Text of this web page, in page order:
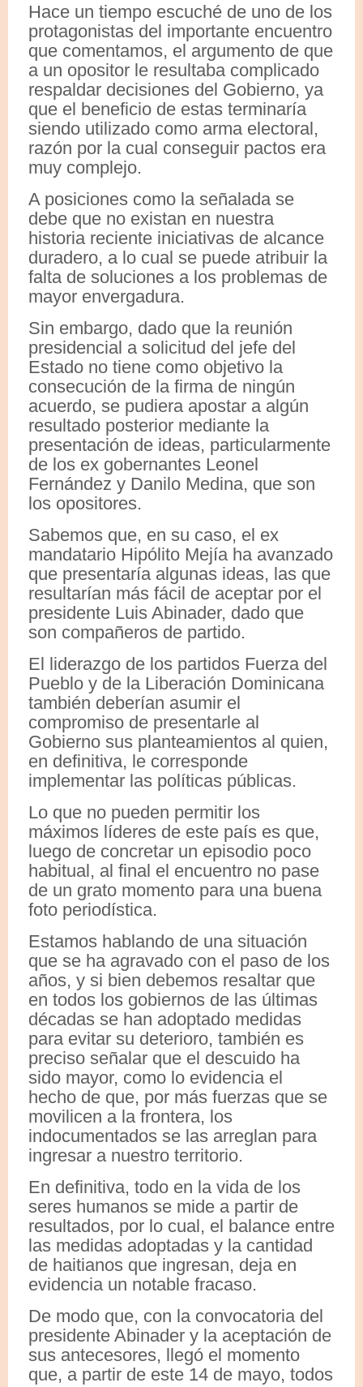
Hace un tiempo escuché de uno de los
protagonistas del importante encuentro
que comentamos, el argumento de que
a un opositor le resultaba complicado
respaldar decisiones del Gobierno, ya
que el beneficio de estas terminaría
siendo utilizado como arma electoral,
razón por la cual conseguir pactos era
muy complejo.
A posiciones como la señalada se
debe que no existan en nuestra
historia reciente iniciativas de alcance
duradero, a lo cual se puede atribuir la
falta de soluciones a los problemas de
mayor envergadura.
Sin embargo, dado que la reunión
presidencial a solicitud del jefe del
Estado no tiene como objetivo la
consecución de la firma de ningún
acuerdo, se pudiera apostar a algún
resultado posterior mediante la
presentación de ideas, particularmente
de los ex gobernantes Leonel
Fernández y Danilo Medina, que son
los opositores.
Sabemos que, en su caso, el ex
mandatario Hipólito Mejía ha avanzado
que presentaría algunas ideas, las que
resultarían más fácil de aceptar por el
presidente Luis Abinader, dado que
son compañeros de partido.
El liderazgo de los partidos Fuerza del
Pueblo y de la Liberación Dominicana
también deberían asumir el
compromiso de presentarle al
Gobierno sus planteamientos al quien,
en definitiva, le corresponde
implementar las políticas públicas.
Lo que no pueden permitir los
máximos líderes de este país es que,
luego de concretar un episodio poco
habitual, al final el encuentro no pase
de un grato momento para una buena
foto periodística.
Estamos hablando de una situación
que se ha agravado con el paso de los
años, y si bien debemos resaltar que
en todos los gobiernos de las últimas
décadas se han adoptado medidas
para evitar su deterioro, también es
preciso señalar que el descuido ha
sido mayor, como lo evidencia el
hecho de que, por más fuerzas que se
movilicen a la frontera, los
indocumentados se las arreglan para
ingresar a nuestro territorio.
En definitiva, todo en la vida de los
seres humanos se mide a partir de
resultados, por lo cual, el balance entre
las medidas adoptadas y la cantidad
de haitianos que ingresan, deja en
evidencia un notable fracaso.
De modo que, con la convocatoria del
presidente Abinader y la aceptación de
sus antecesores, llegó el momento
que, a partir de este 14 de mayo, todos